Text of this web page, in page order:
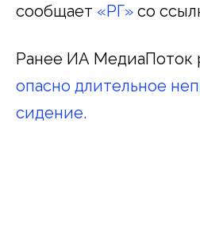
сообщает «РГ» со
Ранее ИА МедиаПоток
опасно длительное
сидение.